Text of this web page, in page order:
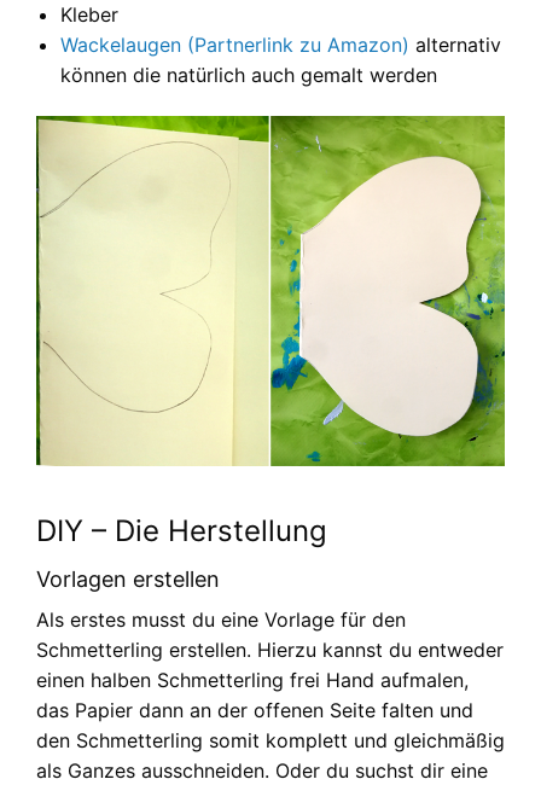
Kleber
Wackelaugen (Partnerlink zu Amazon) alternativ
können die natürlich auch gemalt werden
DIY – Die Herstellung
Vorlagen erstellen
Als erstes musst du eine Vorlage für den
Schmetterling erstellen. Hierzu kannst du entweder
einen halben Schmetterling frei Hand aufmalen,
das Papier dann an der offenen Seite falten und
den Schmetterling somit komplett und gleichmäßig
als Ganzes ausschneiden. Oder du suchst dir eine